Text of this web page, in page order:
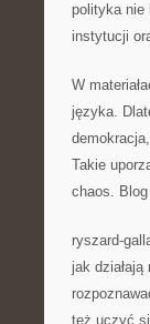
polityka nie
instytucji
W
języka.
Takie
chaos.
ryszard-
jak
też uczyć